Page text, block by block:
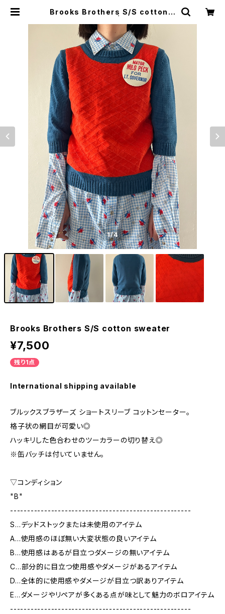
Brooks Brothers S/S cotton s
1/4
Brooks Brothers S/S cotton sweater
¥7,500
残り1点
International shipping available
ブルックスブラザーズ ショートスリーブ コットンセーター。
格子状の網目が可愛い◎
ハッキリした色合わせのツーカラーの切り替え◎
※缶バッチは付いていません。
▽コンディション
"B"
-----------------------------------------------------
S…デッドストックまたは未使用のアイテム
A…使用感のほぼ無い大変状態の良いアイテム
B…使用感はあるが目立つダメージの無いアイテム
C…部分的に目立つ使用感やダメージがあるアイテム
D…全体的に使用感やダメージが目立つ訳ありアイテム
E…ダメージやリペアが多くある点が味として魅力のボロアイテム
-----------------------------------------------------